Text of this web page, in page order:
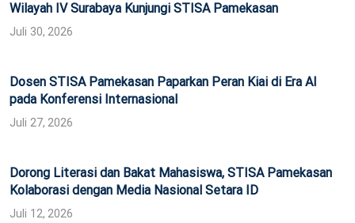
Wilayah IV Surabaya Kunjungi STISA Pamekasan
Juli 30, 2026
Dosen STISA Pamekasan Paparkan Peran Kiai di Era AI
pada Konferensi Internasional
Juli 27, 2026
Dorong Literasi dan Bakat Mahasiswa, STISA Pamekasan
Kolaborasi dengan Media Nasional Setara ID
Juli 12, 2026